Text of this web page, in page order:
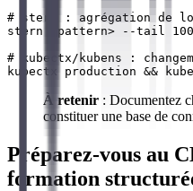
# stern : agrégation de
stern <pattern> --tail 100
# kubectx/kubens :
À retenir : Documentez
constituer une base de
Préparez-vous au
formation